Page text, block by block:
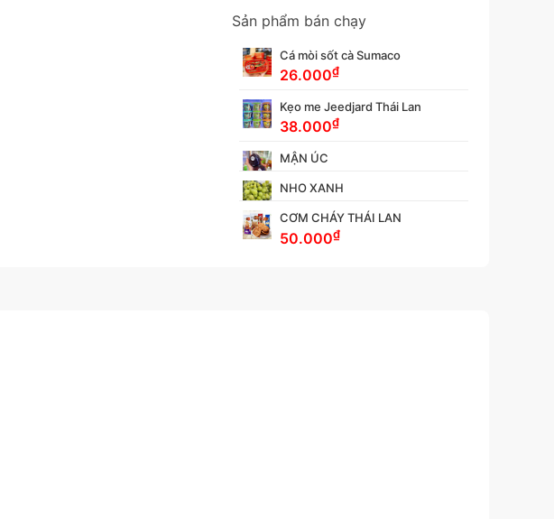
Sản phẩm bán chạy
Cá mòi sốt cà Sumaco
26.000₫
Kẹo me Jeedjard Thái Lan
38.000₫
MẬN ÚC
NHO XANH
CƠM CHÁY THÁI LAN
50.000₫